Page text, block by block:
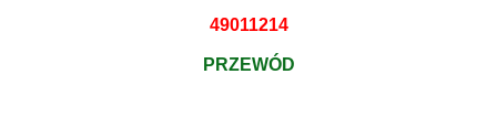
49011214
PRZEWÓD